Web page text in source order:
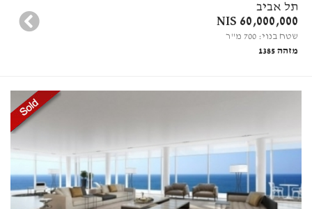
תל אביב
60,000,000 NIS
שטח בנוי: 700 מ"ר
מזהה 1385